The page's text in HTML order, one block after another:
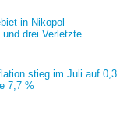
in Nikopol
drei Verletzte
stieg im Juli auf 0,3
7,7 %